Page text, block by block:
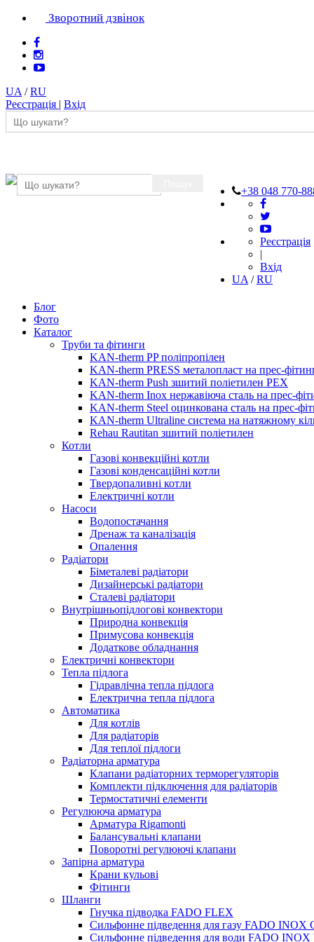
Зворотний дзвінок
UA /RU
Реєстрація | Вхід
+38 048 770-
Реєстрація
|
Вхід
UA /RU
Блог
Фото
Каталог
Труби та фітинги
KAN-therm PP поліпропілен
KAN-therm PRESS металопласт на прес-
KAN-therm Push зшитий поліетилен PEX
KAN-therm Inox нержавіюча сталь на прес-
KAN-therm Steel оцинкована сталь на прес-
KAN-therm Ultraline система на натяжному
Rehau Rautitan зшитий поліетилен
Котли
Газові конвекційні котли
Газові конденсаційні котли
Твердопаливні котли
Електричні котли
Насоси
Водопостачання
Дренаж та каналізація
Опалення
Радіатори
Біметалеві радіатори
Дизайнерські радіатори
Сталеві радіатори
Внутрішньопідлогові конвектори
Природна конвекція
Примусова конвекція
Додаткове обладнання
Електричні конвектори
Тепла підлога
Гідравлічна тепла підлога
Електрична тепла підлога
Автоматика
Для котлів
Для радіаторів
Для теплої підлоги
Радіаторна арматура
Клапани радіаторних терморегуляторів
Комплекти підключення для радіаторів
Термостатичні елементи
Регулююча арматура
Арматура Rigamonti
Балансувальні клапани
Поворотні регулюючі клапани
Запірна арматура
Крани кульові
Фітинги
Шланги
Гнучка підводка FADO FLEX
Сильфонне підведення для газу FADO INOX
Сильфонне підведення для води FADO INOX